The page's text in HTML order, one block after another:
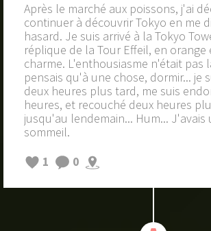
Après le marché aux poissons, j'ai
continuer à découvrir Tokyo en me
hasard. Je suis arrivé à la Tokyo
réplique de la Tour Effeil, en orange
charme. L'enthousiasme n'était pas
pensais qu'à une chose, dormir... je
deux heures plus tard, me suis
heures, et recouché deux heures
jusqu'au lendemain... Hum... J'avais
sommeil.
1
0